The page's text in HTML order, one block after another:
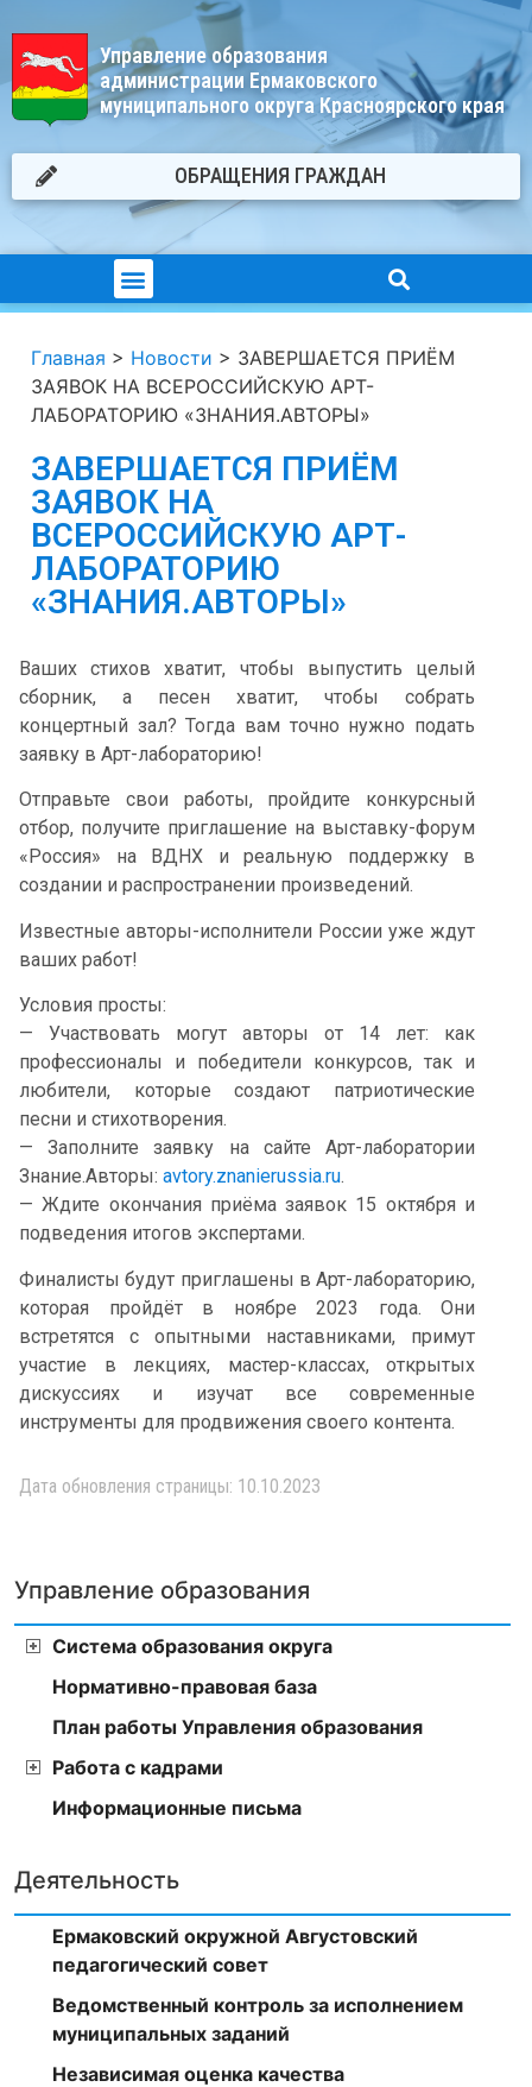
Управление образования
администрации Ермаковского
муниципального округа Красноярского края
ОБРАЩЕНИЯ ГРАЖДАН
Управление образования
Система образования округа
Нормативно-правовая база
План работы Управления образования
Работа с кадрами
Информационные письма
Деятельность
Ермаковский окружной Августовский
педагогический совет
Ведомственный контроль за исполнением
муниципальных заданий
Независимая оценка качества
Главная > Новости > ЗАВЕРШАЕТСЯ ПРИЁМ
ЗАЯВОК НА ВСЕРОССИЙСКУЮ АРТ-
ЛАБОРАТОРИЮ «ЗНАНИЯ.АВТОРЫ»
ЗАВЕРШАЕТСЯ ПРИЁМ
ЗАЯВОК НА
ВСЕРОССИЙСКУЮ АРТ-
ЛАБОРАТОРИЮ
«ЗНАНИЯ.АВТОРЫ»
Ваших стихов хватит, чтобы выпустить целый
сборник, а песен хватит, чтобы собрать
концертный зал? Тогда вам точно нужно подать
заявку в Арт-лабораторию!
Отправьте свои работы, пройдите конкурсный
отбор, получите приглашение на выставку-форум
«Россия» на ВДНХ и реальную поддержку в
создании и распространении произведений.
Известные авторы-исполнители России уже ждут
ваших работ!
Условия просты:
— Участвовать могут авторы от 14 лет: как
профессионалы и победители конкурсов, так и
любители, которые создают патриотические
песни и стихотворения.
— Заполните заявку на сайте Арт-лаборатории
Знание.Авторы: avtory.znanierussia.ru.
— Ждите окончания приёма заявок 15 октября и
подведения итогов экспертами.
Финалисты будут приглашены в Арт-лабораторию,
которая пройдёт в ноябре 2023 года. Они
встретятся с опытными наставниками, примут
участие в лекциях, мастер-классах, открытых
дискуссиях и изучат все современные
инструменты для продвижения своего контента.
Дата обновления страницы: 10.10.2023